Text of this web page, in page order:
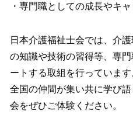
・専門職としての成長やキ
日本介護福祉士会では、介
の知識や技術の習得等、専
ートする取組を行っています
全国の仲間が集い共に学び語
会をぜひご体験ください。